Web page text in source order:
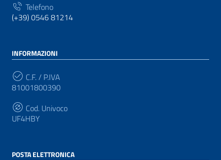
Telefono
(+39) 0546 81214
INFORMAZIONI
C.F. / P.IVA
81001800390
Cod. Univoco
UF4HBY
POSTA ELETTRONICA